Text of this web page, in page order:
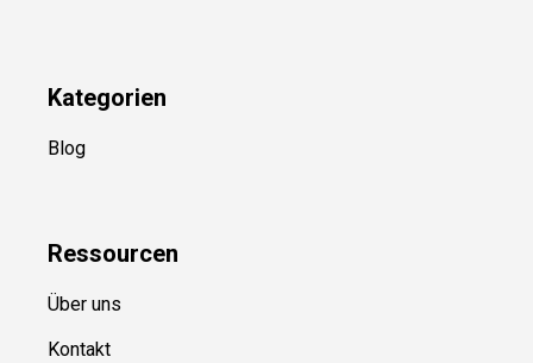
Kategorien
Blog
Ressourcen
Über uns
Kontakt